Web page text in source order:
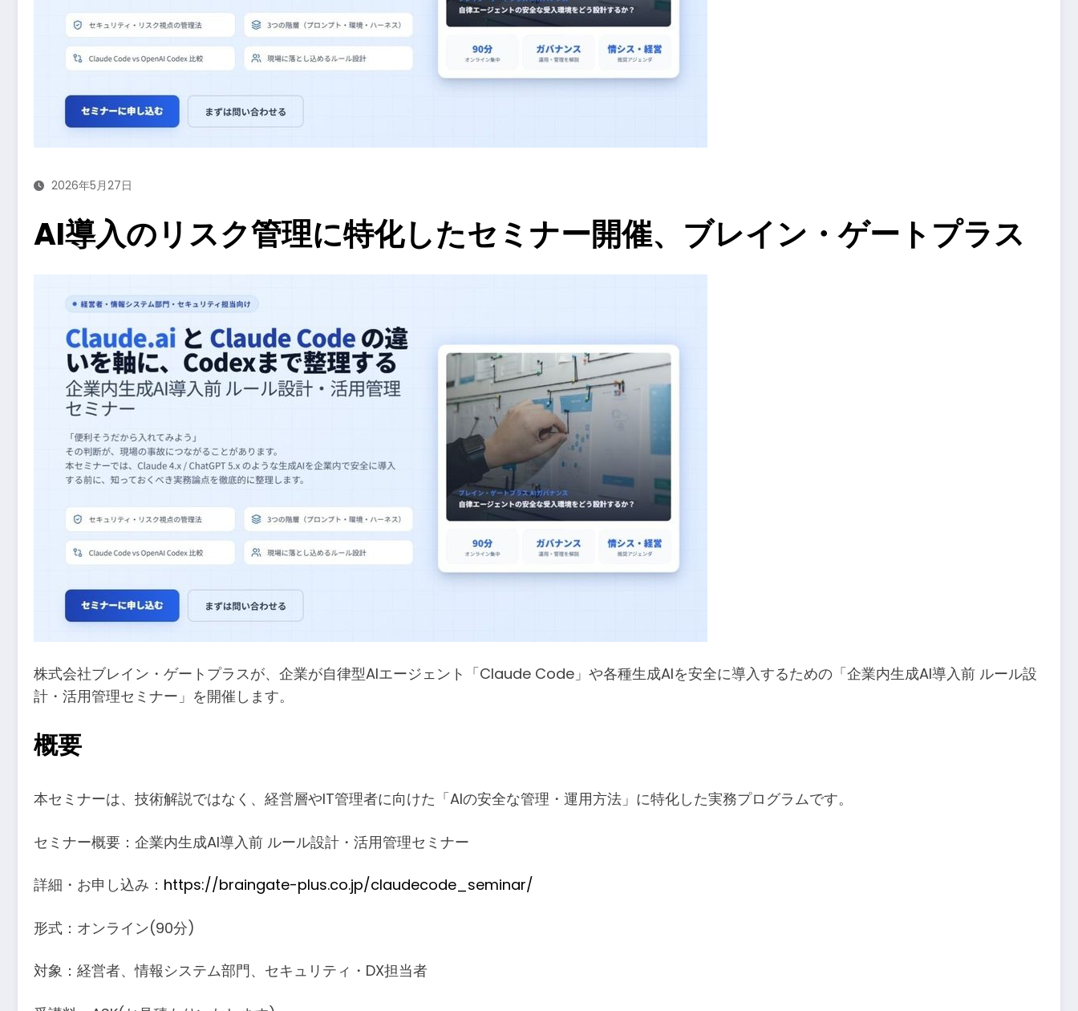
2026年5月27日
AI導入のリスク管理に特化したセミナー開催、ブレイン・ゲートプラス
株式会社ブレイン・ゲートプラスが、企業が自律型AIエージェント「Claude Code」や各種生成AIを安全に導入するための「企業内生成AI導入前 ルール設
計・活用管理セミナー」を開催します。
概要
本セミナーは、技術解説ではなく、経営層やIT管理者に向けた「AIの安全な管理・運用方法」に特化した実務プログラムです。
セミナー概要：企業内生成AI導入前 ルール設計・活用管理セミナー
詳細・お申し込み： https://braingate-plus.co.jp/claudecode_seminar/
形式：オンライン(90分)
対象：経営者、情報システム部門、セキュリティ・DX担当者